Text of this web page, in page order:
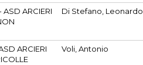
ASD ARCIERI
Di Stefano, Leonardo
ARCIERI
Voli, Antonio